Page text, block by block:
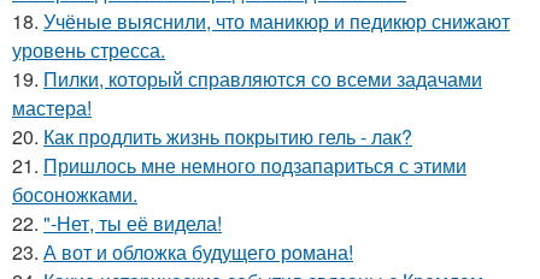
18. Учёные выяснили, что маникюр и педикюр снижают
уровень стресса.
19. Пилки, который справляются со всеми задачами
мастера!
20. Как продлить жизнь покрытию гель - лак?
21. Пришлось мне немного подзапариться с этими
босоножками.
22. "-Нет, ты её видела!
23. А вот и обложка будущего романа!